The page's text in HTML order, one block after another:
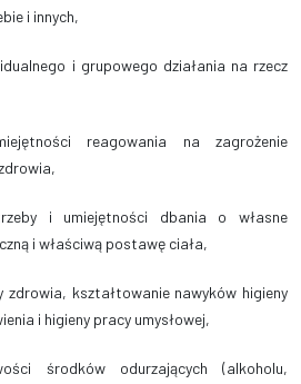
i innych,
i grupowego działania na rzecz
reagowania na zagrożenie
i umiejętności dbania o własne
i właściwą postawę ciała,
zdrowia, kształtowanie nawyków higieny
i higieny pracy umysłowej,
środków odurzających (alkoholu,